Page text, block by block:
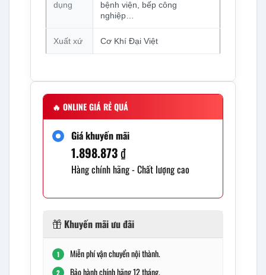
dụng
bệnh viện, bếp công
nghiệp…
Xuất xứ Cơ Khí Đại Việt
🔥 ONLINE GIÁ RẺ QUÁ
Giá khuyến mãi
1.898.873₫
Hàng chính hãng - Chất lượng cao
Khuyến mãi ưu đãi
1 Miễn phí vận chuyển nội thành.
2 Bảo hành chính hãng 12 tháng.